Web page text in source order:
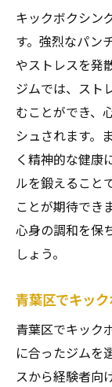
キックボクシン
す。強烈なパン
やストレスを発
ジムでは、スト
むことができ、
シュされます。
く精神的な健康
ルを鍛えること
ことが期待でき
心身の調和を保
しょう。
青葉区でキッ
青葉区でキック
に合ったジムを
スから経験者向